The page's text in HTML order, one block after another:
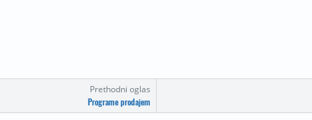
Prethodni oglas
Programe prodajem